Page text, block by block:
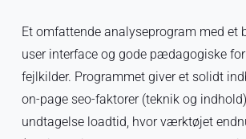
Et omfattende analyseprogram med et
user interface og gode pædagogiske
fejlkilder. Programmet giver et solidt
on-page seo-faktorer (teknik og
undtagelse loadtid, hvor værktøjet